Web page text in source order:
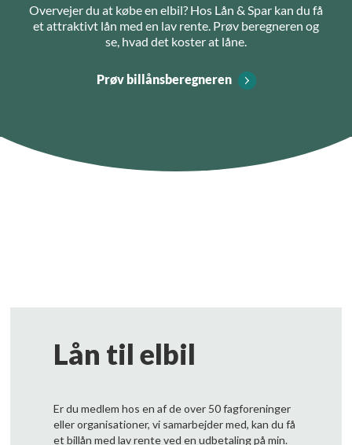
Overvejer du at købe en elbil? Hos Lån & Spar kan du få
et attraktivt lån med en lav rente. Prøv beregneren og
se, hvad det koster at låne.
Prøv billånsberegneren